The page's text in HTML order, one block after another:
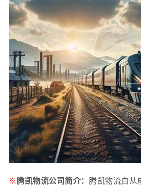
※腾凯物流公司简介： 腾凯物流自从